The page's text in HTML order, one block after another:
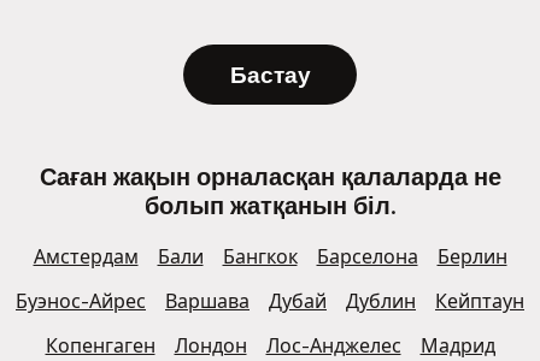
Бастау
Саған жақын орналасқан қалаларда не
болып жатқанын біл.
Амстердам Бали Бангкок Барселона
Берлин
Буэнос-Айрес
Варшава Дубай Дублин
Кейптаун
Копенгаген
Лондон Лос-Анджелес
Мадрид